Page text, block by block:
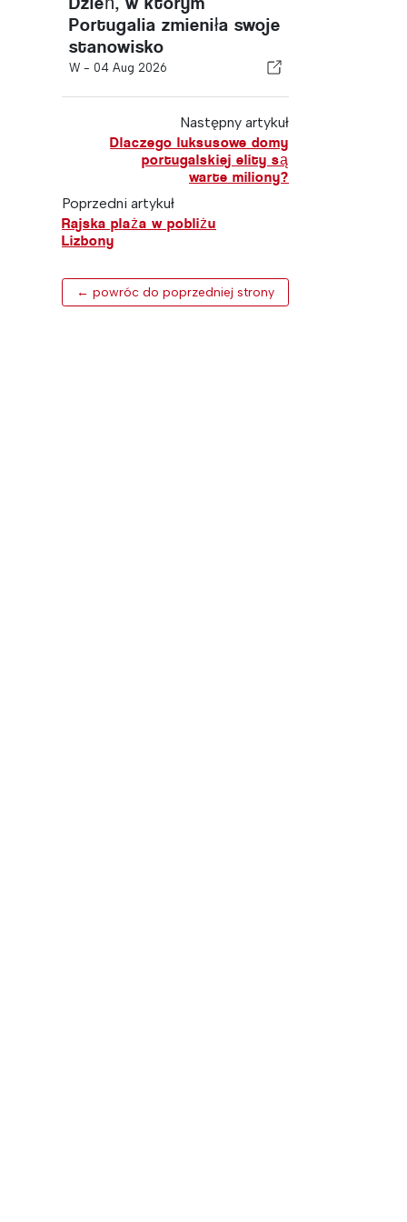
Portugalia zmieniła swoje
stanowisko
W - 04 Aug 2026
Następny artykuł
Dlaczego luksusowe domy
portugalskiej elity są
warte miliony?
Poprzedni artykuł
Rajska plaża w pobliżu
Lizbony
← powróc do poprzedniej strony